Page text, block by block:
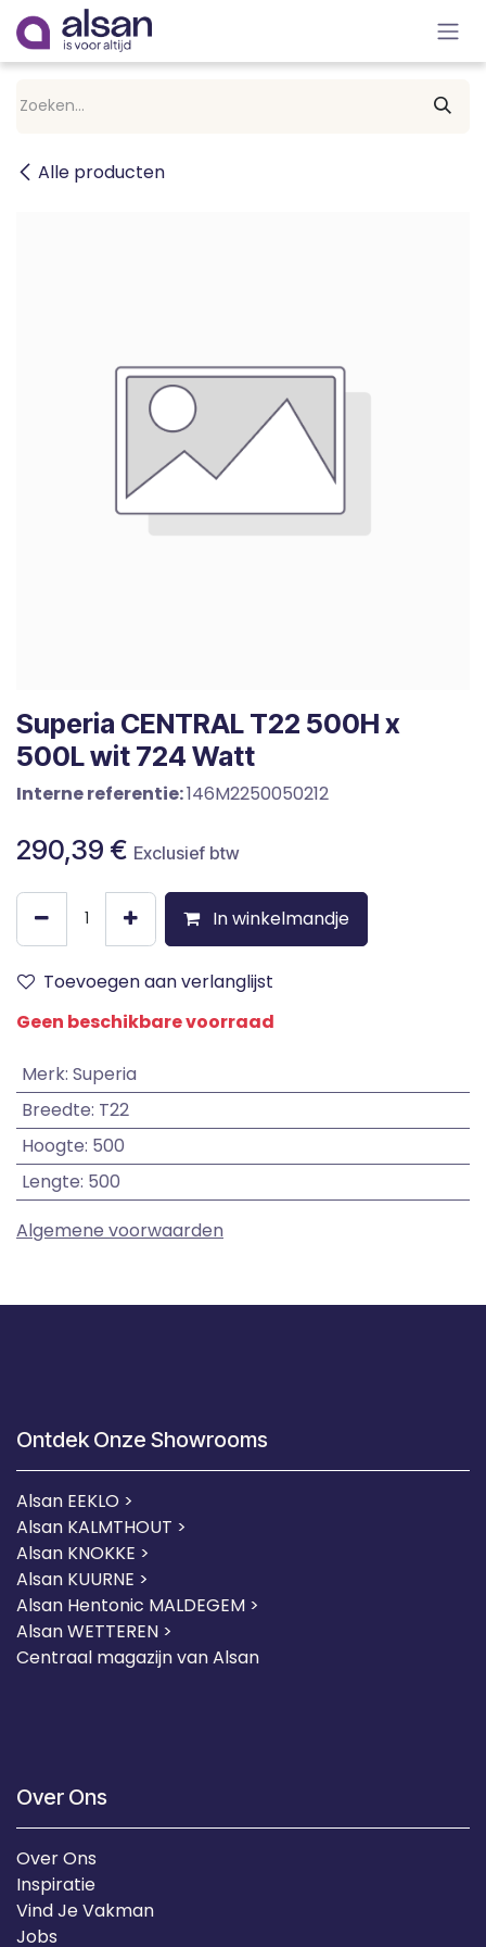
Overslaan naar inhoud
Alle producten
Superia CENTRAL T22 500H x
500L wit 724 Watt
Interne referentie:146M2250050212
290,39 € Exclusief btw
In winkelmandje
Toevoegen aan verlanglijst
Geen beschikbare voorraad
Merk: Superia
Breedte: T22
Hoogte: 500
Lengte: 500
Algemene voorwaarden
Ontdek Onze Showrooms
Alsan EEKLO >
Alsan KALMTHOUT >
Alsan KNOKKE >
Alsan KUURNE >
Alsan Hentonic MALDEGEM >
Alsan WETTEREN >
Centraal magazijn van Alsan
Over Ons
Over Ons
Inspiratie
Vind Je Vakman
Jobs